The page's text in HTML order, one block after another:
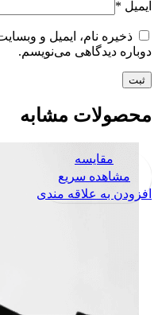
ایمیل *
ذخیره نام، ایمیل و
دوباره دیدگاهی می‌نویسم.
محصولات مشابه
مقایسه
مشاهده سریع
افزودن به علاقه مندی